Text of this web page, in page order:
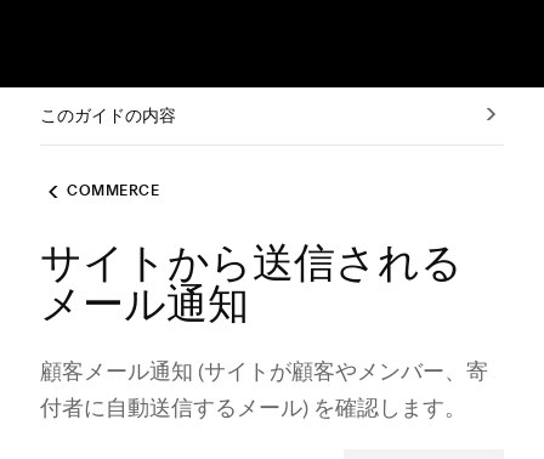
このガイドの内容
COMMERCE
サイトから送信される
メール通知
顧客メ⁠ール通知 (⁠サイトが顧客やメンバ⁠ー⁠、寄
付者に自動送信するメ⁠ール⁠) を確認します⁠。